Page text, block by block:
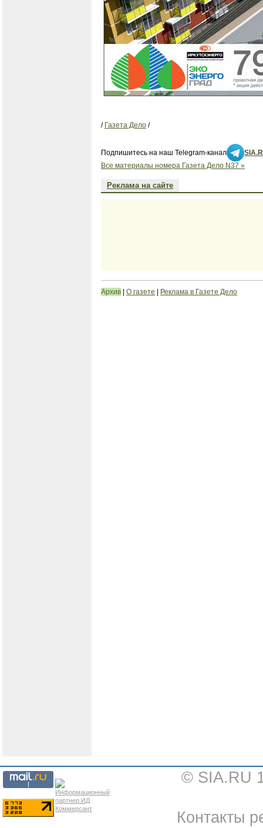
/ Газета Дело /
Подпишитесь на наш Telegram-канал
Все материалы номера Газета Дело N37 »
Реклама на сайте
Архив О газете Реклама в Газете Дело
© SIA.RU
Контакты